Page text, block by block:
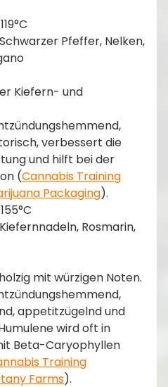
119°C
Schwarzer Pfeffer, Nelken,
Kiefern- und
verbessert die
und hilft bei der
(Cannabis Training
Packaging)​.
155°C
Kiefernnadeln, Rosmarin,
mit würzigen Noten.
appetitzügelnd und
wird oft in
Beta-Caryophyllen
Training
Farms)​.